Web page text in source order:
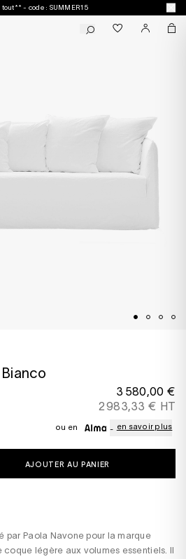
tout** - code : SUMMER15
3 580,00 €
2 983,33 € HT
ou en en savoir plus
par Paola Navone pour la marque
coque légère aux volumes essentiels. Il
AJOUTER AU PANIER